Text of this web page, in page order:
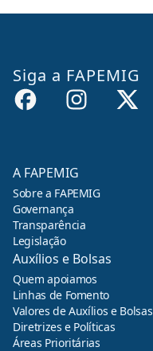
Siga a FAPEMIG
A FAPEMIG
Sobre a FAPEMIG
Governança
Transparência
Legislação
Auxílios e Bolsas
Quem apoiamos
Linhas de Fomento
Valores de Auxílios e Bolsas
Diretrizes e Políticas
Áreas Prioritárias